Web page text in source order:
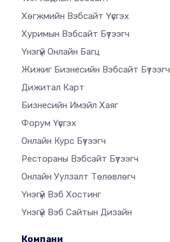
Хөгжмийн Вэбсайт Үүсгэх
Хуримын Вэбсайт Бүтээгч
Үнэгүй Онлайн Багц
Жижиг Бизнесийн Вэбсайт Бүтээгч
Дижитал Карт
Бизнесийн Имэйл Хаяг
Форум Үүсгэх
Онлайн Курс Бүтээгч
Рестораны Вэбсайт Бүтээгч
Онлайн Уулзалт Төлөвлөгч
Үнэгүй Вэб Хостинг
Үнэгүй Вэб Сайтын Дизайн
Компани